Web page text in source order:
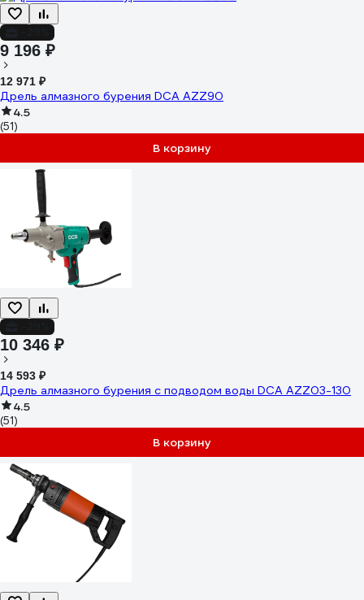
9 196 ₽
12 971 ₽
Дрель алмазного бурения DCA AZZ90
4.5
(51)
В корзину
10 346 ₽
14 593 ₽
Дрель алмазного бурения с подводом воды DCA AZZ03-130
4.5
(51)
В корзину